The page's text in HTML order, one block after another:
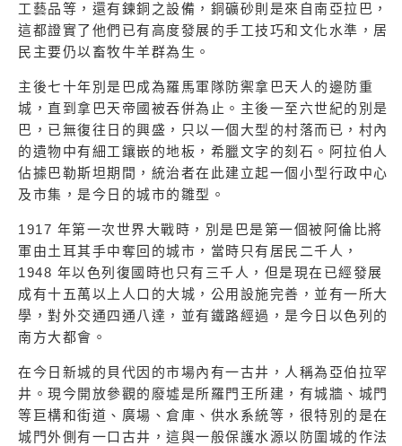
工藝品等，還有鍊銅之設備，銅礦砂則是來自南亞拉巴，
這都證實了他們已有高度發展的手工技巧和文化水準，居
民主要仍以畜牧牛羊群為生。
主後七十年別是巴成為羅馬軍隊防禦拿巴天人的邊防重
城，直到拿巴天帝國被吞併為止。主後一至六世紀的別是
巴，已無復往日的興盛，只以一個大型的村落而已，村內
的遺物中有細工鑲嵌的地板，希臘文字的刻石。阿拉伯人
佔據巴勒斯坦期間，統治者在此建立起一個小型行政中心
及市集，是今日的城市的雛型。
1917 年第一次世界大戰時，別是巴是第一個被阿倫比將
軍由土耳其手中奪回的城市，當時只有居民二千人，
1948 年以色列復國時也只有三千人，但是現在已經發展
成有十五萬以上人口的大城，公用設施完善，並有一所大
學，對外交通四通八達，並有鐵路經過，是今日以色列的
南方大都會。
在今日新城的貝代因的市場內有一古井，人稱為亞伯拉罕
井。現今開放參觀的廢墟是所羅門王所建，有城牆、城門
等巨構和街道、廣場、倉庫、供水系統等，很特別的是在
城門外側有一口古井，這與一般保護水源以防圍城的作法